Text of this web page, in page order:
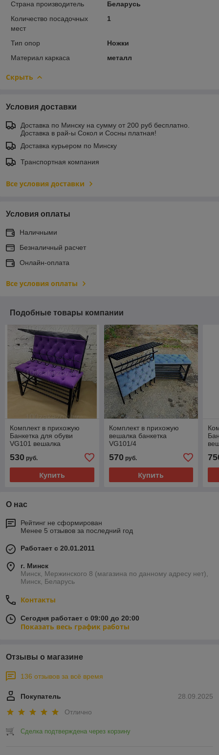
Страна производитель
Беларусь
Количество посадочных
мест
1
Тип опор
Ножки
Материал каркаса
металл
Скрыть
Условия доставки
Доставка по Минску на сумму от 200 руб бесплатно.
Доставка в рай-ы Сокол и Сосны платная!
Доставка курьером по Минску
Транспортная компания
Все условия доставки
Условия оплаты
Наличными
Безналичный расчет
Онлайн-оплата
Все условия оплаты
Подобные товары компании
Комплект в прихожую
Банкетка для обуви
VG101 вешалка
530 руб.
Купить
Комплект в прихожую
вешалка банкетка
VG101/4
570руб.
Купить
О нас
Рейтинг не сформирован
Менее 5 отзывов за последний год
Работает с 20.01.2011
г. Минск
Минск, Мержинского 8 (магазина по данному адресу нет),
Минск, Беларусь
Контакты
Сегодня работает с 09:00 до 20:00
Показать весь график работы
Отзывы о магазине
136 отзывов за всё время
28.09.2025
Покупатель
Отлично
Сделка подтверждена через корзину